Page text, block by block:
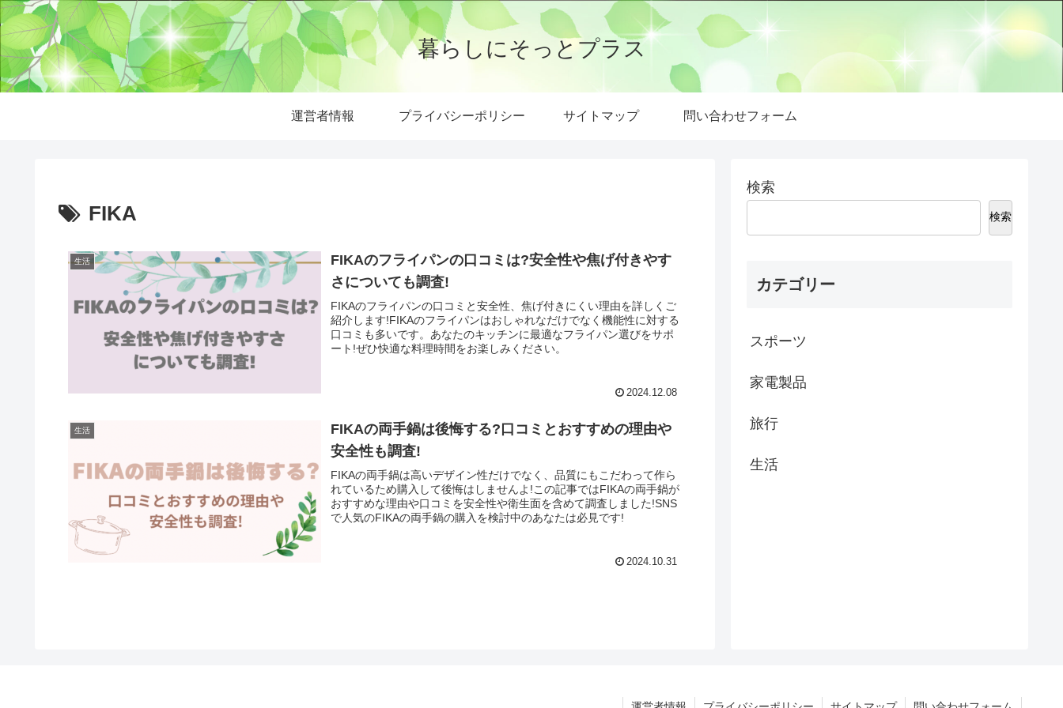
暮らしにそっとプラス
運営者情報 プライバシーポリシー サイトマップ 問い合わせフォーム
FIKA
生活
FIKAのフライパンの口コミは?安全性や焦げ付きやす
さについても調査!
FIKAのフライパンの口コミと安全性、焦げ付きにくい理由を詳しくご
紹介します!FIKAのフライパンはおしゃれなだけでなく機能性に対する
口コミも多いです。あなたのキッチンに最適なフライパン選びをサポ
ート!ぜひ快適な料理時間をお楽しみください。
2024.12.08
生活
FIKAの両手鍋は後悔する?口コミとおすすめの理由や
安全性も調査!
FIKAの両手鍋は高いデザイン性だけでなく、品質にもこだわって作ら
れているため購入して後悔はしませんよ!この記事ではFIKAの両手鍋が
おすすめな理由や口コミを安全性や衛生面を含めて調査しました!SNS
で人気のFIKAの両手鍋の購入を検討中のあなたは必見です!
2024.10.31
検索
検索
カテゴリー
スポーツ
家電製品
旅行
生活